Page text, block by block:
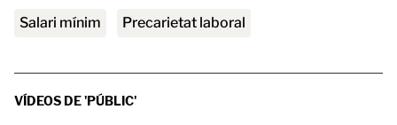
salari mínim precarietat laboral
VÍDEOS DE 'PÚBLIC'